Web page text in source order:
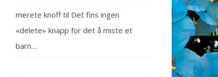
merete knofftil Det fins ingen
«delete» knapp for det å miste et
barn…